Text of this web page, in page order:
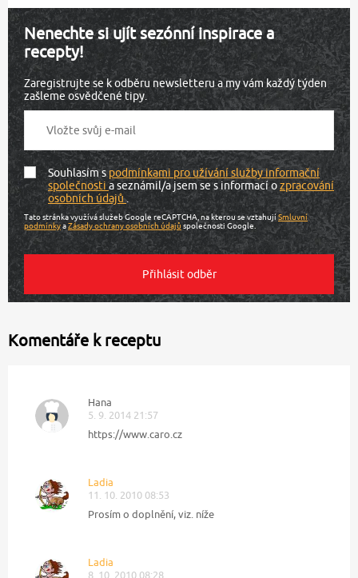
Nenechte si ujít sezónní inspirace a
recepty!
Zaregistrujte se k odběru newsletteru a my vám každý týden
zašleme osvědčené tipy.
Souhlasím spodmínkami pro užívání služby informační
společnostia seznámil/a jsem se s informací ozpracování
osobních údajů.
Tato stránka využívá služeb Google reCAPTCHA, na kterou se vztahujíSmluvní
podmínkyaZásady ochrany osobních údajů společnosti Google.
Komentáře k receptu
Hana
5. 9. 2014 21:57
https://www.caro.cz
Ladia
11. 10. 2010 08:53
Prosím o doplnění, viz. níže
Ladia
8. 10. 2010 08:28